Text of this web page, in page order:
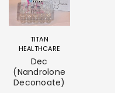
TITAN
HEALTHCARE
Dec
(Nandrolone
Deconoate)